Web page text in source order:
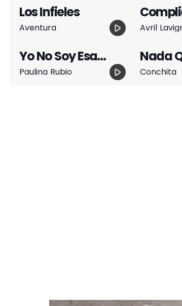
Los Infieles
Aventura play_arrow Avril
Yo No Soy Esa
Mujer
Paulina Rubio play_arrow
Nada
Conchita